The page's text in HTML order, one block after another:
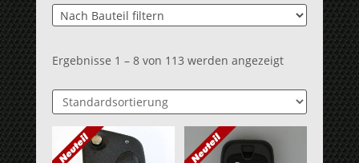
Ergebnisse 1 – 8 von 113 werden angezeigt